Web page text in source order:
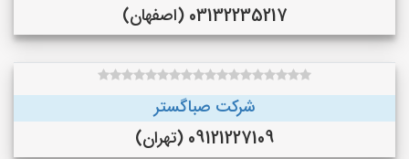
03132235217 (اصفهان)
شرکت صباگستر
09121227109 (تهران)